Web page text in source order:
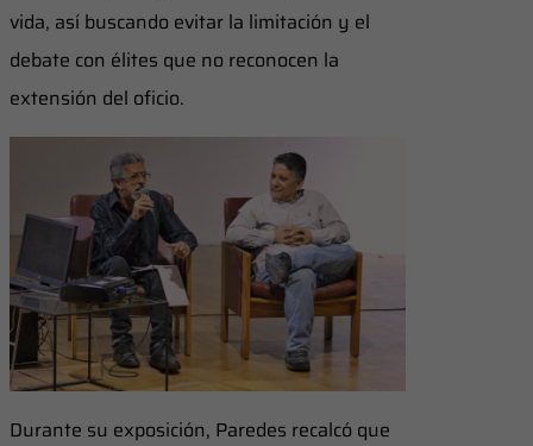
vida, así buscando evitar la limitación y el
debate con élites que no reconocen la
extensión del oficio.
Durante su exposición, Paredes recalcó que